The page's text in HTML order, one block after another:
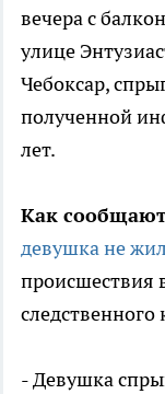
вечера с
улице
Чебоксар,
полученной
лет.
Как
девушка не
происшествия
следственного
- Девушка